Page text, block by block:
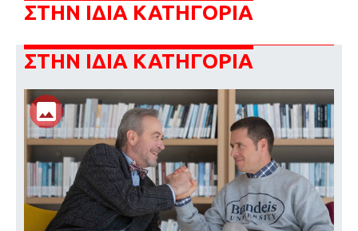
ΣΤΗΝ ΙΔΙΑ ΚΑΤΗΓΟΡΙΑ
ΣΤΗΝ ΙΔΙΑ ΚΑΤΗΓΟΡΙΑ